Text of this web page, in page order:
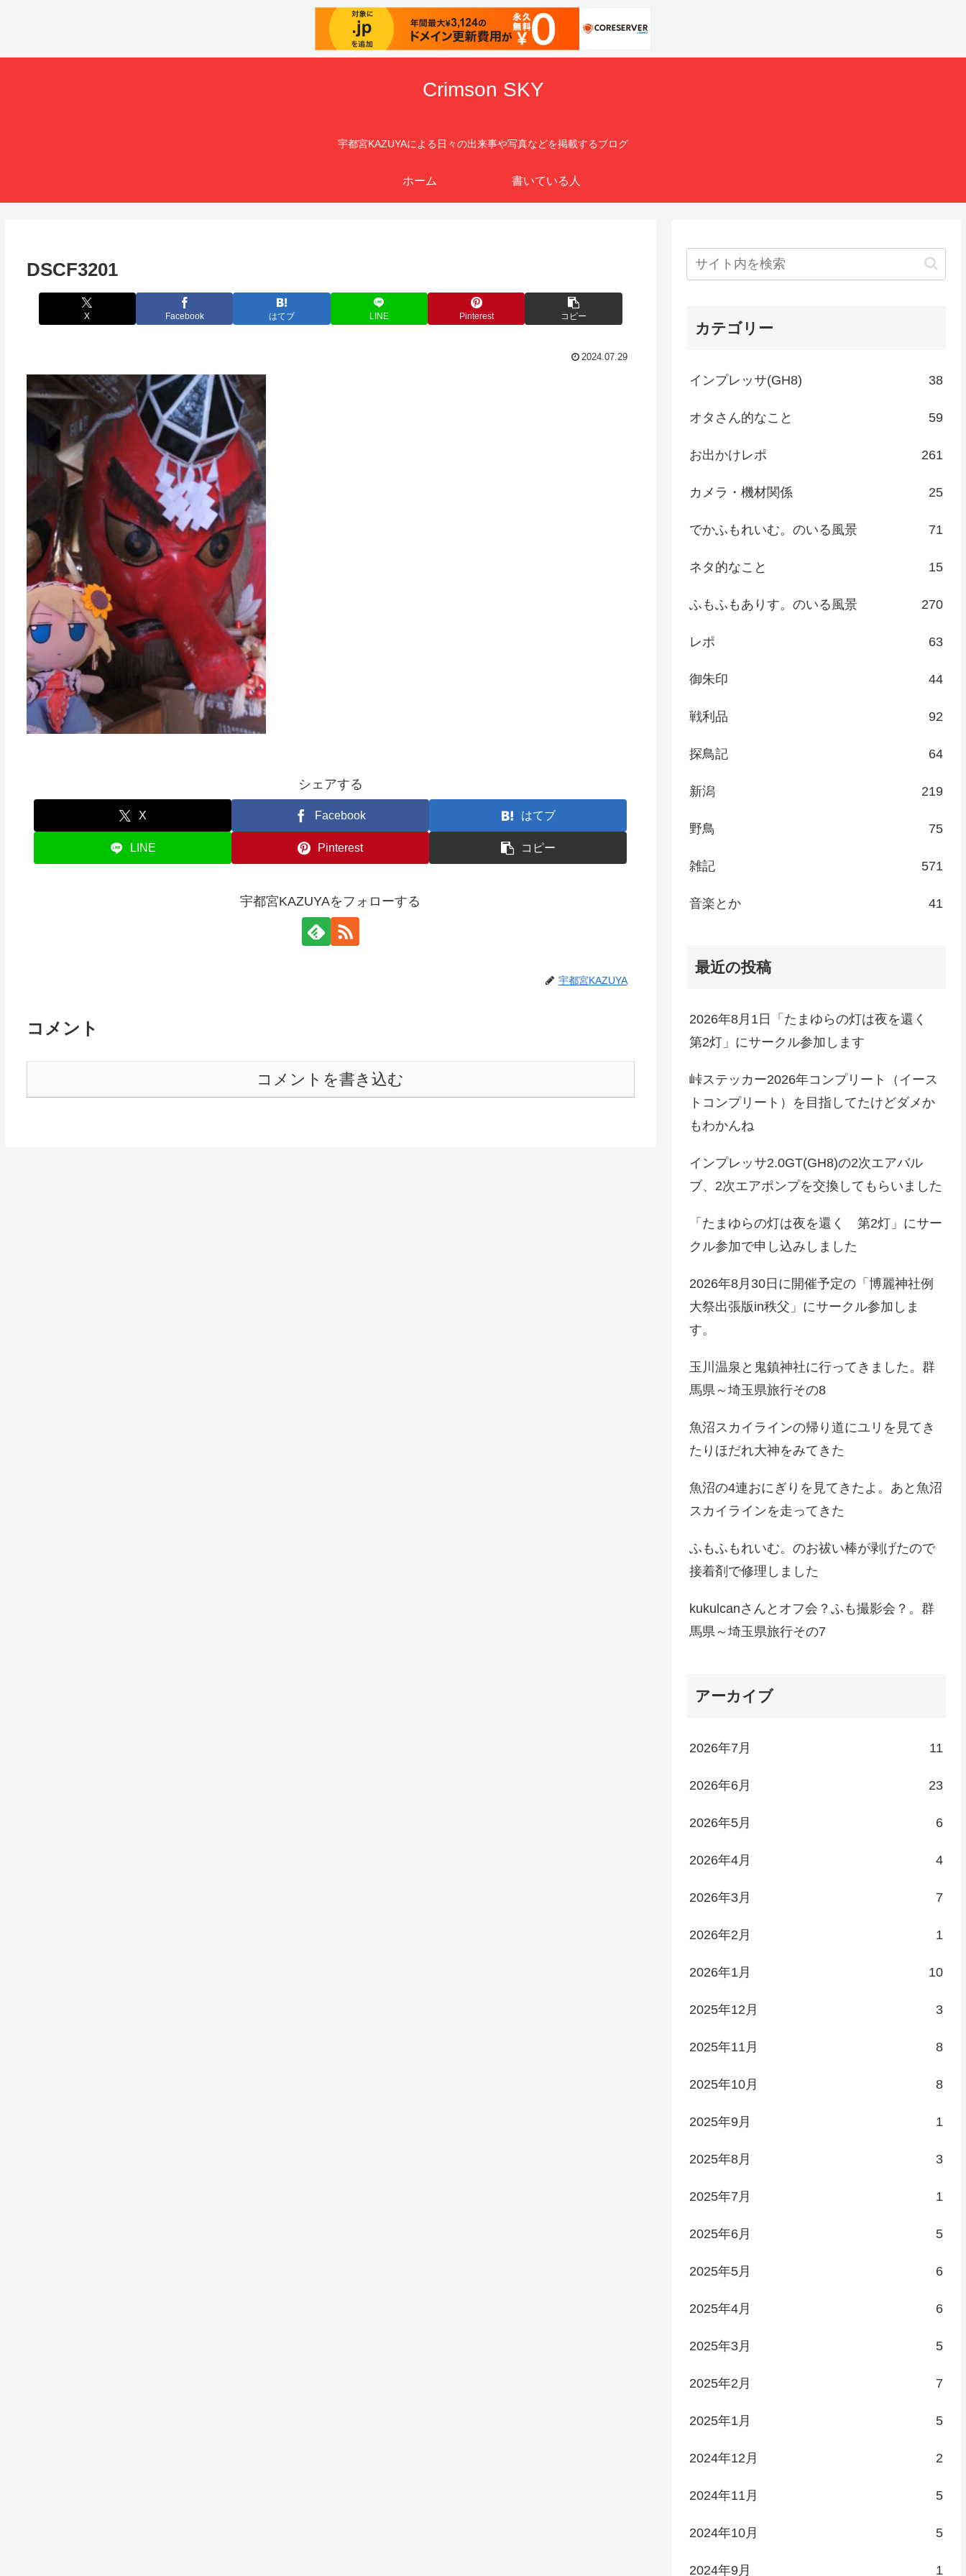
Crimson SKY
宇都宮KAZUYAによる日々の出来事や写真などを掲載するブログ
ホーム 書いている人
DSCF3201
X Facebook はてブ LINE Pinterest コピー
2024.07.29
シェアする
X Facebook はてブ
LINE Pinterest コピー
宇都宮KAZUYAをフォローする
宇都宮KAZUYA
コメント
コメントを書き込む
カテゴリー
インプレッサ(GH8) 38
オタさん的なこと 59
お出かけレポ 261
カメラ・機材関係 25
でかふもれいむ。のいる風景 71
ネタ的なこと 15
ふもふもありす。のいる風景 270
レポ 63
御朱印 44
戦利品 92
探鳥記 64
新潟 219
野鳥 75
雑記 571
音楽とか 41
最近の投稿
2026年8月1日「たまゆらの灯は夜を還く
第2灯」にサークル参加します
峠ステッカー2026年コンプリート（イース
トコンプリート）を目指してたけどダメか
もわかんね
インプレッサ2.0GT(GH8)の2次エアバル
ブ、2次エアポンプを交換してもらいました
「たまゆらの灯は夜を還く 第2灯」にサー
クル参加で申し込みしました
2026年8月30日に開催予定の「博麗神社例
大祭出張版in秩父」にサークル参加しま
す。
玉川温泉と鬼鎮神社に行ってきました。群
馬県～埼玉県旅行その8
魚沼スカイラインの帰り道にユリを見てき
たりほだれ大神をみてきた
魚沼の4連おにぎりを見てきたよ。あと魚沼
スカイラインを走ってきた
ふもふもれいむ。のお祓い棒が剥げたので
接着剤で修理しました
kukulcanさんとオフ会？ふも撮影会？。群
馬県～埼玉県旅行その7
アーカイブ
2026年7月 11
2026年6月 23
2026年5月 6
2026年4月 4
2026年3月 7
2026年2月 1
2026年1月 10
2025年12月 3
2025年11月 8
2025年10月 8
2025年9月 1
2025年8月 3
2025年7月 1
2025年6月 5
2025年5月 6
2025年4月 6
2025年3月 5
2025年2月 7
2025年1月 5
2024年12月 2
2024年11月 5
2024年10月 5
2024年9月 1